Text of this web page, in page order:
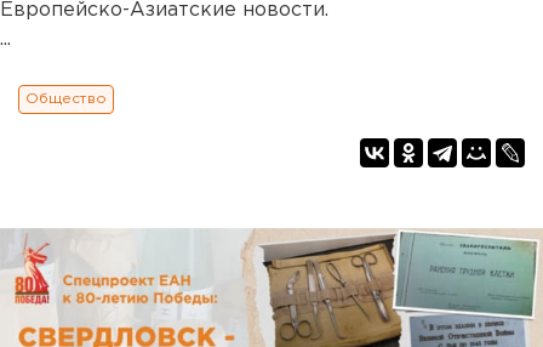
Европейско-Азиатские новости.
...
Общество